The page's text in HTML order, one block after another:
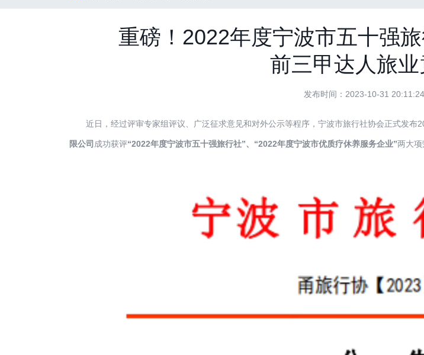
重磅！2022年度宁波市五十强
前三甲达人旅业
发布时间：2023-10-31
近日，经过评审专家组评议、广泛征求意见和对外公示等程序，宁波市旅行社协会正式发布
限公司 成功获评“2022年度宁波市五十强旅行社”、“2022年度宁波市优质疗休养服务企业”两大项